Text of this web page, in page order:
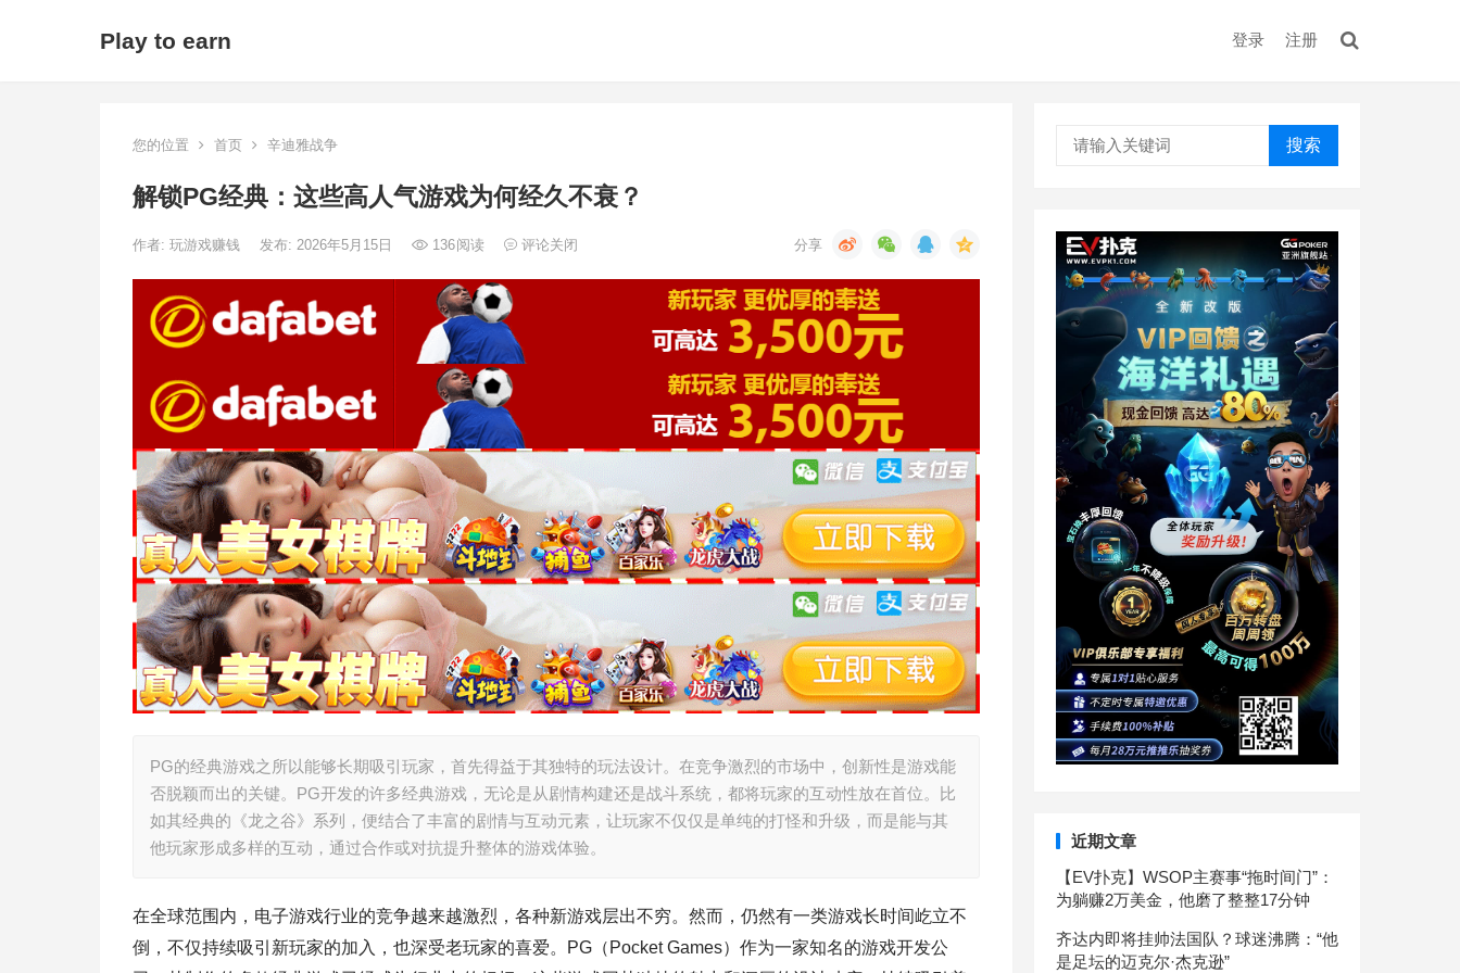
Play to earn 登录 注册
您的位置 首页 辛迪雅战争
解锁PG经典：这些高人气游戏为何经久不衰？
作者: 玩游戏赚钱 发布: 2026年5月15日 136阅读 评论关闭
PG的经典游戏之所以能够长期吸引玩家，首先得益于其独特的玩法设计。在竞争激烈的市场中，创新性是游戏能
否脱颖而出的关键。PG开发的许多经典游戏，无论是从剧情构建还是战斗系统，都将玩家的互动性放在首位。比
如其经典的《龙之谷》系列，便结合了丰富的剧情与互动元素，让玩家不仅仅是单纯的打怪和升级，而是能与其
他玩家形成多样的互动，通过合作或对抗提升整体的游戏体验。
在全球范围内，电子游戏行业的竞争越来越激烈，各种新游戏层出不穷。然而，仍然有一类游戏长时间屹立不
倒，不仅持续吸引新玩家的加入，也深受老玩家的喜爱。PG（Pocket Games）作为一家知名的游戏开发公
搜索
近期文章
【EV扑克】WSOP主赛事“拖时间门”：
为躺赚2万美金，他磨了整整17分钟
齐达内即将挂帅法国队？球迷沸腾：“他
是足坛的迈克尔·杰克逊”